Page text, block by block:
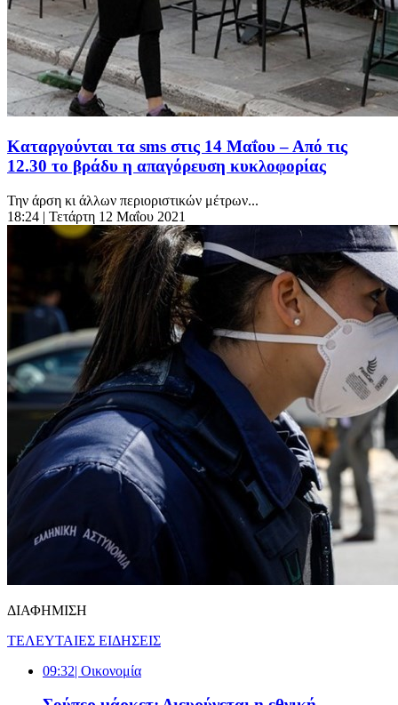
Καταργούνται τα sms στις 14 Μαΐου – Από τις
12.30 το βράδυ η απαγόρευση κυκλοφορίας
Την άρση κι άλλων περιοριστικών μέτρων...
18:24 | Τετάρτη 12 Μαΐου 2021
ΔΙΑΦΗΜΙΣΗ
ΤΕΛΕΥΤΑΙΕΣ ΕΙΔΗΣΕΙΣ
09:32| Oικονομία